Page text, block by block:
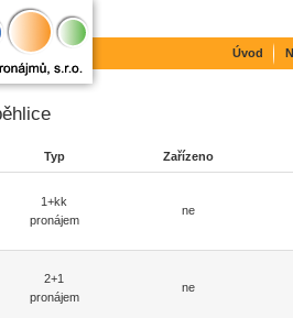
Typ Zařízeno
1+kk
pronájem
ne
2+1
pronájem
ne
Úvod